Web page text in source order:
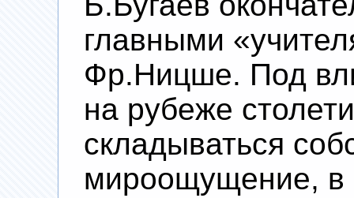
главными
Фр.Ницше. Под
на рубеже
складываться
мироощущение, в